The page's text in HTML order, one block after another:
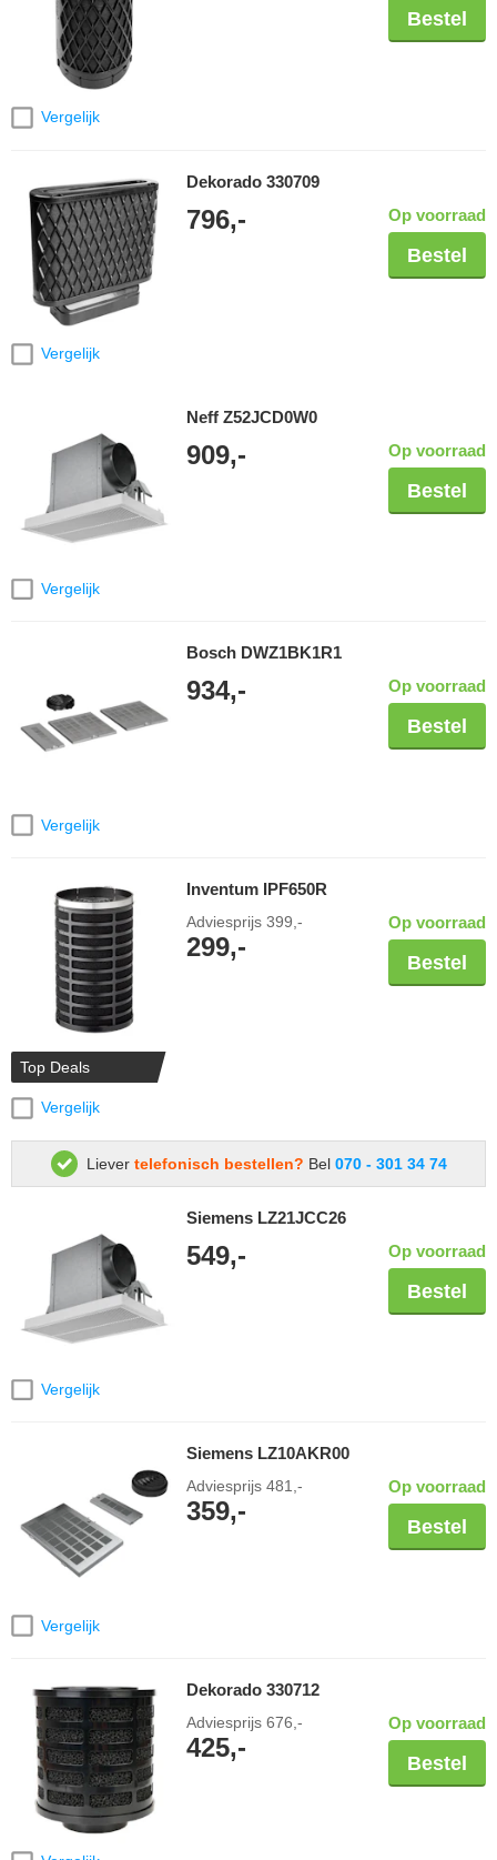
Vergelijk
Bestel
Vergelijk
Dekorado 330709
796,- Op voorraad
Bestel
Vergelijk
Neff Z52JCD0W0
909,- Op voorraad
Bestel
Vergelijk
Bosch DWZ1BK1R1
934,- Op voorraad
Bestel
Top Deals
Vergelijk
Inventum IPF650R
Adviesprijs 399,-
299,-
Op voorraad
Bestel
Liever telefonisch bestellen? Bel 070 - 301 34 74
Vergelijk
Siemens LZ21JCC26
549,- Op voorraad
Bestel
Vergelijk
Siemens LZ10AKR00
Adviesprijs 481,-
359,-
Op voorraad
Bestel
Dekorado 330712
Adviesprijs 676,-
425,-
Op voorraad
Bestel